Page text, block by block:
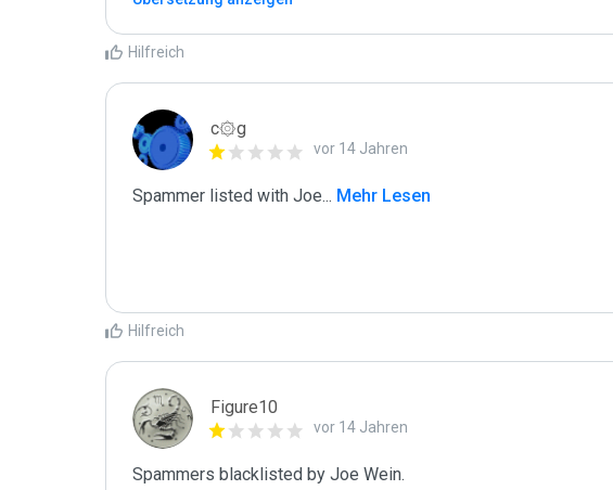
Hilfreich
c۞g
vor 14 Jahren
Spammer listed with Joe... Mehr Lesen
Hilfreich
Figure10
vor 14 Jahren
Spammers blacklisted by Joe Wein.